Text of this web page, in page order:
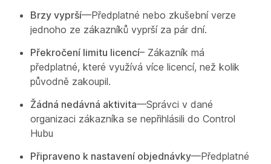
Brzy vyprší—Předplatné nebo zkušební verze
jednoho ze zákazníků vyprší za pár dní.
Překročení limitu licencí– Zákazník má
předplatné, které využívá více licencí, než kolik
původně zakoupil.
Žádná nedávná aktivita—Správci v dané
organizaci zákazníka se nepřihlásili do Control
Hubu
Připraveno k nastavení objednávky—Předplatné